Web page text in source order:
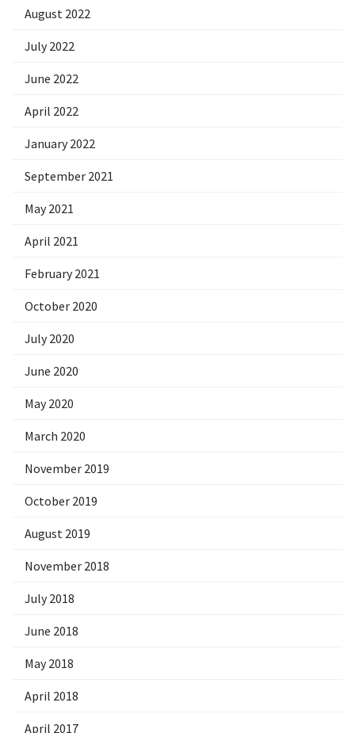
August 2022
July 2022
June 2022
April 2022
January 2022
September 2021
May 2021
April 2021
February 2021
October 2020
July 2020
June 2020
May 2020
March 2020
November 2019
October 2019
August 2019
November 2018
July 2018
June 2018
May 2018
April 2018
April 2017